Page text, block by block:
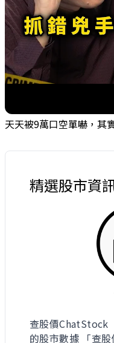
精選股市資
查股價ChatStock
的股市數據 「查